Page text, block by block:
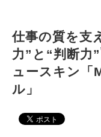
仕事の質を支
力”と“判断力”
ュースキン「
ル」